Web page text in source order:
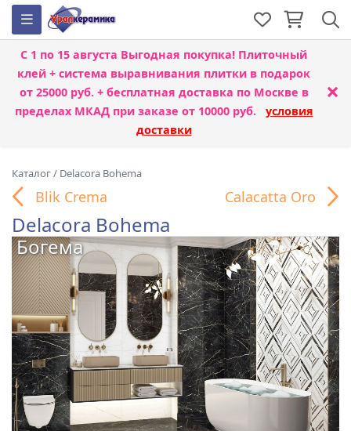
С 1 по 15 августа Выгодная покупка! Плиточный
клей + система выравнивания плитки в подарок
от 25000 руб. + бесплатная доставка по Москве в
пределах МКАД при заказе от 10000 руб. условия
доставки
×
Каталог/ Delacora Bohema
Blik Crema Calacatta Oro
Delacora Bohema
Богема